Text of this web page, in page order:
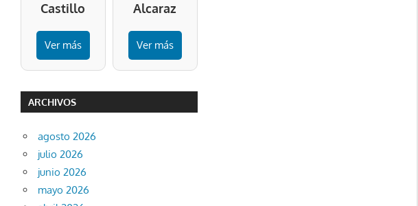
Castillo
Ver más
Alcaraz
Ver más
ARCHIVOS
agosto 2026
julio 2026
junio 2026
mayo 2026